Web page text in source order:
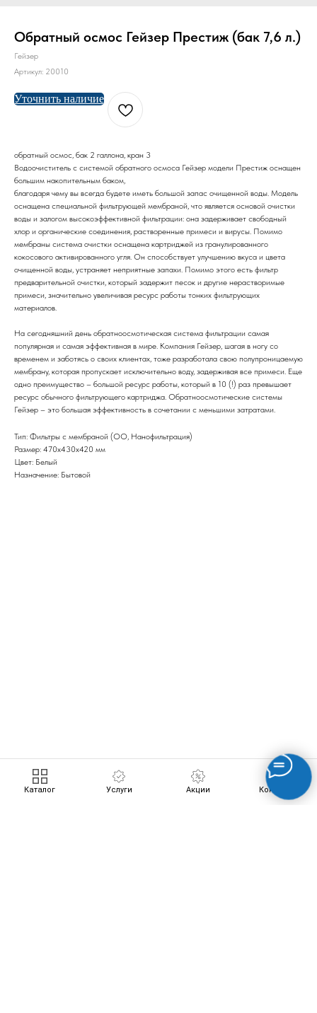
Каталог Услуги Акции Контакты
Обратный осмос Гейзер Престиж (бак 7,6 л.)
Гейзер
Артикул: 20010
Уточнить наличие
обратный осмос, бак 2 галлона, кран 3
Водоочиститель с системой обратного осмоса Гейзер модели Престиж оснащен
большим накопительным баком,
благодаря чему вы всегда будете иметь большой запас очищенной воды. Модель
оснащена специальной фильтрующей мембраной, что является основой очистки
воды и залогом высокоэффективной фильтрации: она задерживает свободный
хлор и органические соединения, растворенные примеси и вирусы. Помимо
мембраны система очистки оснащена картриджей из гранулированного
кокосового активированного угля. Он способствует улучшению вкуса и цвета
очищенной воды, устраняет неприятные запахи. Помимо этого есть фильтр
предварительной очистки, который задержит песок и другие нерастворимые
примеси, значительно увеличивая ресурс работы тонких фильтрующих
материалов.
На сегодняшний день обратноосмотическая система фильтрации самая
популярная и самая эффективная в мире. Компания Гейзер, шагая в ногу со
временем и заботясь о своих клиентах, тоже разработала свою полупроницаемую
мембрану, которая пропускает исключительно воду, задерживая все примеси. Еще
одно преимущество – большой ресурс работы, который в 10 (!) раз превышает
ресурс обычного фильтрующего картриджа. Обратноосмотические системы
Гейзер – это большая эффективность в сочетании с меньшими затратами.
Тип: Фильтры с мембраной (ОО, Нанофильтрация)
Размер: 470х430х420 мм
Цвет: Белый
Назначение: Бытовой
ERROR:Not found category